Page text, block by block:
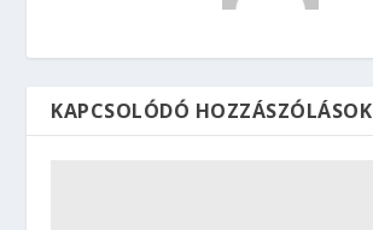
KAPCSOLÓDÓ HOZZÁSZÓLÁSOK